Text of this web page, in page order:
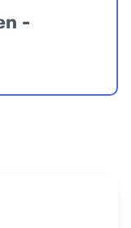
-